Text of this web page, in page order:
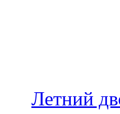
Летний